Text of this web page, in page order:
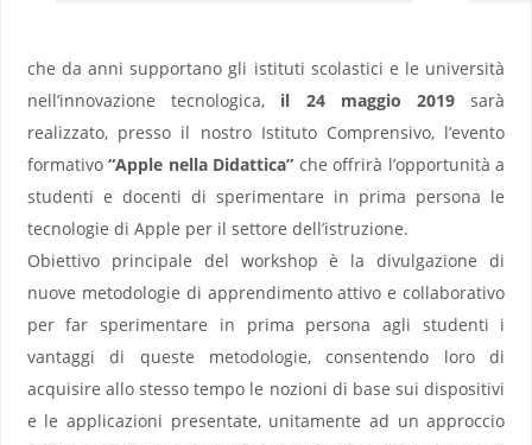
che da anni supportano gli istituti scolastici e le università
nell’innovazione tecnologica, il 24 maggio 2019 sarà
realizzato, presso il nostro Istituto Comprensivo, l’evento
formativo“Apple nella Didattica” che offrirà l’opportunità a
studenti e docenti di sperimentare in prima persona le
tecnologie di Apple per il settore dell’istruzione.
Obiettivo principale del workshop è la divulgazione di
nuove metodologie di apprendimento attivo e collaborativo
per far sperimentare in prima persona agli studenti i
vantaggi di queste metodologie, consentendo loro di
acquisire allo stesso tempo le nozioni di base sui dispositivi
e le applicazioni presentate, unitamente ad un approccio